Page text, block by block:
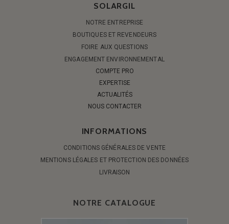
SOLARGIL
NOTRE ENTREPRISE
BOUTIQUES ET REVENDEURS
FOIRE AUX QUESTIONS
ENGAGEMENT ENVIRONNEMENTAL
COMPTE PRO
EXPERTISE
ACTUALITÉS
NOUS CONTACTER
INFORMATIONS
CONDITIONS GÉNÉRALES DE VENTE
MENTIONS LÉGALES ET PROTECTION DES DONNÉES
LIVRAISON
NOTRE CATALOGUE